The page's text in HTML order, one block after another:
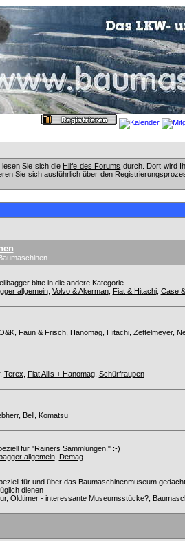
Sie sich die Hilfe des Forums durch. Dort wird
Sie sich ausführlich über den
bitte in die andere Kategorie
allgemein, Volvo & Akerman, Fiat & Hitachi, Case
Faun & Frisch, Hanomag, Hitachi, Zettelmeyer,
, Terex Fiat Allis + Hanomag, Schürfraupen
, Bell, Komatsu
für "Rainers Sammlungen!" :-)
allgemein, Demag
für und über das Baumaschinenmuseum
dienen
, Oldtimer - interessante Museumsstücke?,